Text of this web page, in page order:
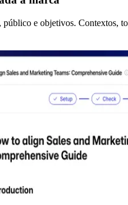
e objetivos. Contextos,